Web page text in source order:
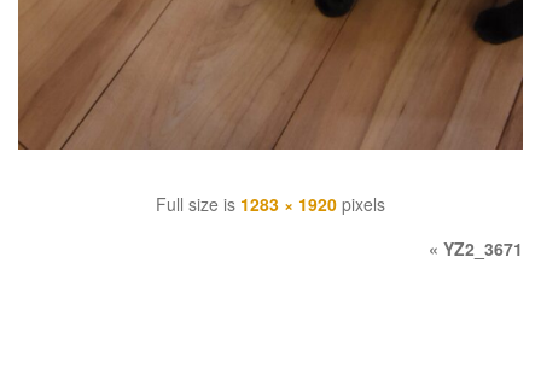
Full size is 1283 × 1920 pixels
« YZ2_3671